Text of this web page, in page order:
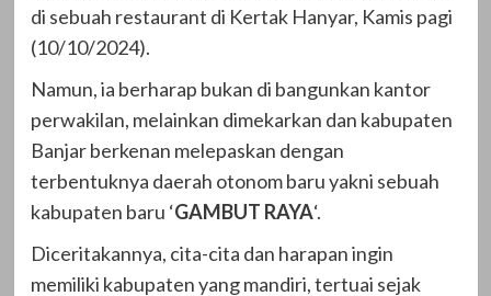
di sebuah restaurant di Kertak Hanyar, Kamis pagi
(10/10/2024).
Namun, ia berharap bukan di bangunkan kantor
perwakilan, melainkan dimekarkan dan kabupaten
Banjar berkenan melepaskan dengan
terbentuknya daerah otonom baru yakni sebuah
kabupaten baru ‘GAMBUT RAYA‘.
Diceritakannya, cita-cita dan harapan ingin
memiliki kabupaten yang mandiri, tertuai sejak